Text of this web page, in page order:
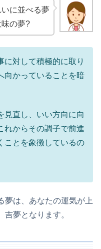
に並べる夢
の夢?
に対して積極的に取り
向かっていることを暗
見直し、いい方向に向
れからその調子で前進
ことを象徴しているの
夢は、あなたの運気が上
夢となります。